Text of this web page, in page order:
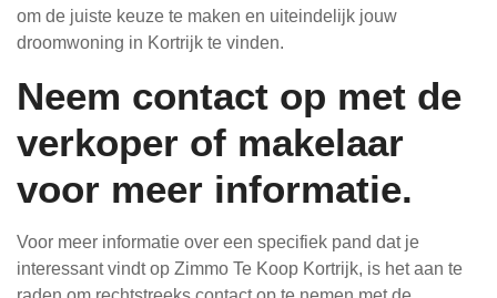
om de juiste keuze te maken en uiteindelijk jouw
droomwoning in Kortrijk te vinden.
Neem contact op met de
verkoper of makelaar
voor meer informatie.
Voor meer informatie over een specifiek pand dat je
interessant vindt op Zimmo Te Koop Kortrijk, is het aan te